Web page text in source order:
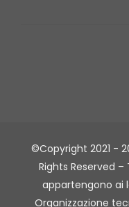
©Copyright 2021 -
Rights Reserved
appartengono ai
Organizzazione